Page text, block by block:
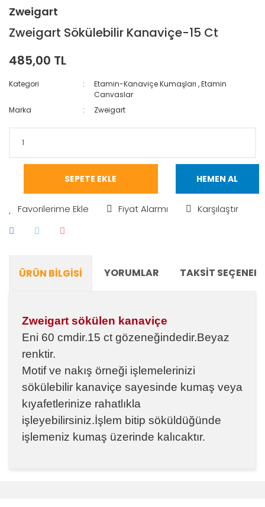
Zweigart
Zweigart Sökülebilir Kanaviçe-15 Ct
485,00 TL
Kategori Etamin-Kanaviçe Kumaşları ,Etamin
Canvaslar
Marka
Zweigart
SEPETE EKLE HEMEN AL
Fiyat Alarmı Karşılaştır
ÜRÜN BILGISI YORUMLAR TAKSIT
Zweigart sökülen kanaviçe
Eni 60 cmdir.15 ct gözeneğindedir.Beyaz
renktir.
Motif ve nakış örneği işlemelerinizi
sökülebilir kanaviçe sayesinde kumaş veya
kıyafetlerinize rahatlıkla
işleyebilirsiniz.İşlem bitip söküldüğünde
işlemeniz kumaş üzerinde kalıcaktır.